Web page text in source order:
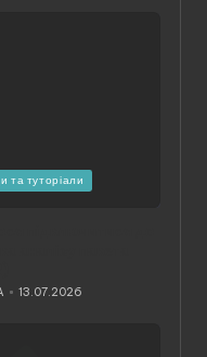
та туторіали
13.07.2026